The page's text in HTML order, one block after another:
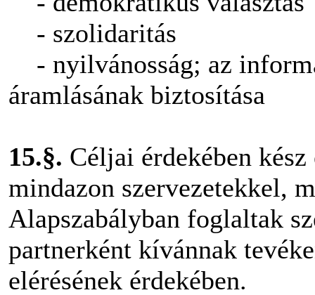
- szolidaritás
- nyilvánosság; az
áramlásának biztosítása
15.§. Céljai érdekében
mindazon szervezetekkel,
Alapszabályban foglaltak
partnerként kívánnak
elérésének érdekében.